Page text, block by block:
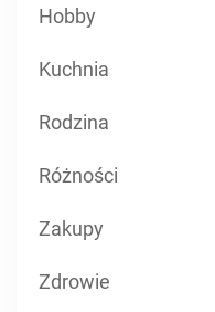
Hobby
Kuchnia
Rodzina
Różności
Zakupy
Zdrowie